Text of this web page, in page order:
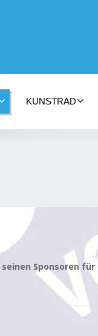
KUNSTRAD
seinen Sponsoren